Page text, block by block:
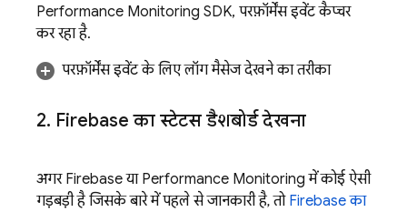
Performance Monitoring SDK, परफ़ॉर्मेंस इवेंट कैप्चर
कर रहा है.
परफ़ॉर्मेंस इवेंट के लिए लॉग मैसेज देखने का तरीका
2. Firebase का स्टेटस डैशबोर्ड देखना
अगर Firebase या Performance Monitoring में कोई ऐसी
गड़बड़ी है जिसके बारे में पहले से जानकारी है, तो Firebase का